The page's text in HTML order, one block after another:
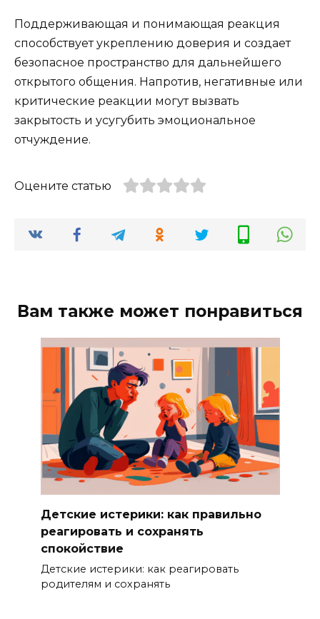
Поддерживающая и понимающая реакция
способствует укреплению доверия и создает
безопасное пространство для дальнейшего
открытого общения. Напротив, негативные или
критические реакции могут вызвать
закрытость и усугубить эмоциональное
отчуждение.
Оцените статью
Вам также может понравиться
Детские истерики: как правильно
реагировать и сохранять
спокойствие
Детские истерики: как реагировать
родителям и сохранять